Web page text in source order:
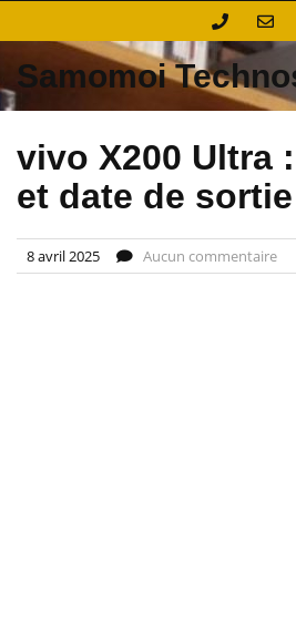
Samomoi
vivo X200 Ultra
et date de
8 avril 2025 Aucun commentaire